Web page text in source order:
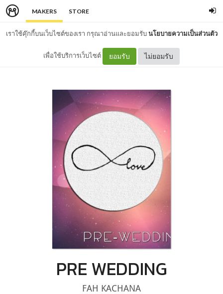
MAKERS STORE
เราใช้คุ๊กกี้บนเว็บไซต์ของเรา กรุณาอ่านและยอมรับนโยบายความเป็นส่วนตัว
เพื่อใช้บริการเว็บไซต์ ยอมรับ ไม่ยอมรับ
PRE WEDDING
FAH KACHANA